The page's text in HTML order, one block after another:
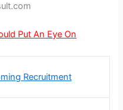
Put An Eye On
Recruitment